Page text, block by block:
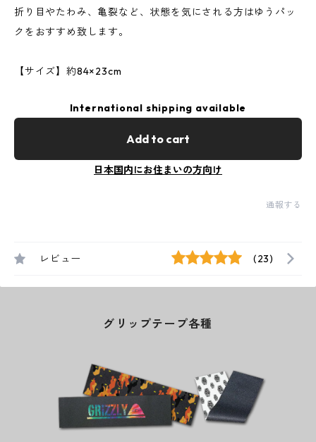
折り目やたわみ、亀裂など、状態を気にされる方はゆうパッ
クをおすすめ致します。
【サイズ】約84×23cm
International shipping available
Add to cart
日本国内にお住まいの方向け
通報する
レビュー (23)
グリップテープ各種